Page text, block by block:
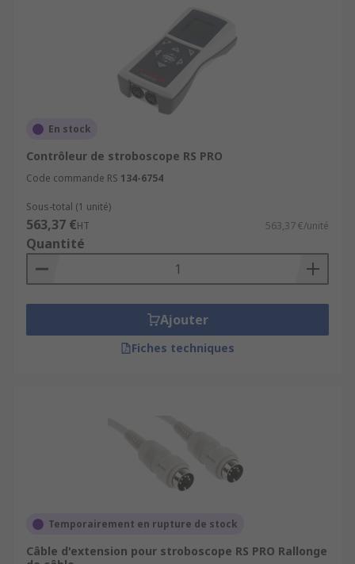
En stock
Contrôleur de stroboscope RS PRO
Code commande RS 134-6754
Sous-total (1 unité)
563,37 €HT 563,37 €/unité
Quantité
Ajouter
Fiches techniques
Temporairement en rupture de stock
Câble d'extension pour stroboscope RS PRO Rallonge